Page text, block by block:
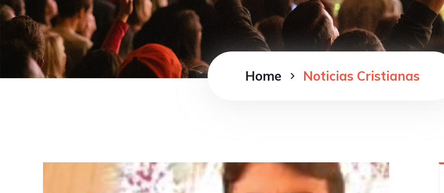
Home Noticias Cristianas